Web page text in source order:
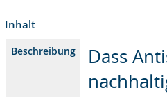
Inhalt
Beschreibung
Dass